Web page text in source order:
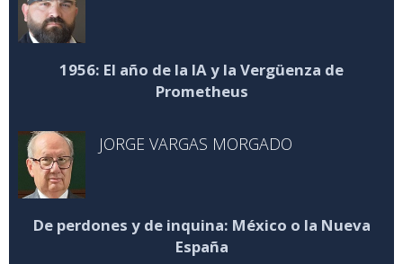
1956: El año de la IA y la Vergüenza de
Prometheus
JORGE VARGAS MORGADO
De perdones y de inquina: México o la Nueva
España